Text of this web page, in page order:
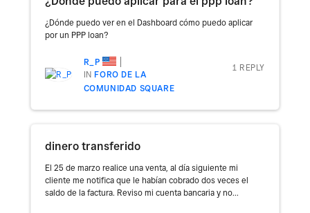
¿Dónde puedo ver en el Dashboard cómo puedo aplicar
por un PPP loan?
R_P
INFORO DE LA
COMUNIDAD SQUARE
1 REPLY
dinero transferido
El 25 de marzo realice una venta, al día siguiente mi
cliente me notifica que le habían cobrado dos veces el
saldo de la factura. Reviso mi cuenta bancaria y no...